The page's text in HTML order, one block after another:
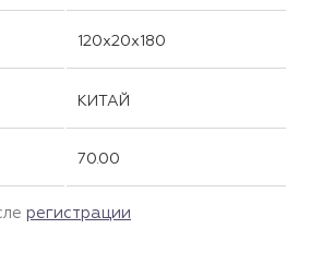
120x20x180
КИТАЙ
70.00
регистрации